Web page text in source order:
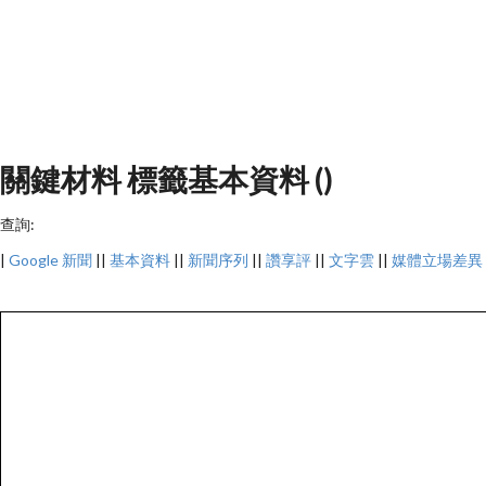
關鍵材料 標籤基本資料 ()
查詢:
| Google 新聞 || 基本資料 || 新聞序列 || 讚享評 || 文字雲 || 媒體立場差異